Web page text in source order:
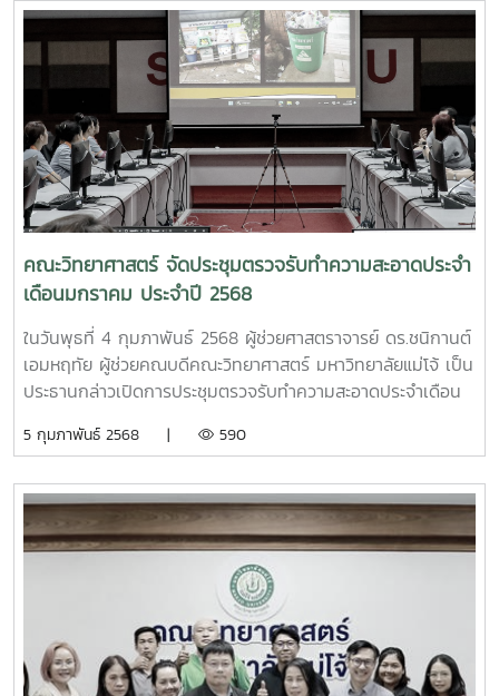
คณะวิทยาศาสตร์ มหาวิทยาลัยแม่โจ้ ณ คณะวิทยาศาสตร์
มหาวิทยาลัยแม่โจ้ ซึ่งโครงการนี้มีวัตถุประสงค์เพื่อส่งเสริม
เยาวชนในการลดขยะ แยกขยะและสร้างมูลค่าจากขยะ เพื่อปรับ
ทัศนคติ พฤติกรรมและสร้างความตระหนักในการขจัดขยะและเพื่อ
เป็นการสร้างกลุ่มเครือข่ายกลุ่มเยาวชนในการขับเคลื่อนการ
จัดการของเสียในชุมชน ซึ่งกิจกรรมนี้ได้ทีมวิทยากร อาจารย์
ดร.สุจิตรา แก้วสีนวล และน้องๆ นักศึกษาจากคณะสารสนเทศและ
การสื่อสาร มหาวิทยาลัยแม่โจ้ มาเป็นผู้ให้ความรู้ในครั้งนี้
คณะวิทยาศาสตร์ จัดประชุมตรวจรับทำความสะอาดประจำ
เดือนมกราคม ประจำปี 2568
ในวันพุธที่ 4 กุมภาพันธ์ 2568 ผู้ช่วยศาสตราจารย์ ดร.ชนิกานต์
เอมหฤทัย ผู้ช่วยคณบดีคณะวิทยาศาสตร์ มหาวิทยาลัยแม่โจ้ เป็น
ประธานกล่าวเปิดการประชุมตรวจรับทำความสะอาดประจำเดือน
วิทยาศาสตร์ มหาวิทยาลัยแม่โจ้ โดยได้จัดกิจกรรมนี้จะเป็นการ
ภายในคณะฯ
5 กุมภาพันธ์ 2568 | 590